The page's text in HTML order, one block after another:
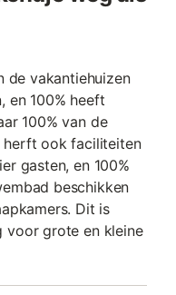
de vakantiehuizen
en 100% heeft
100% van de
herft ook faciliteiten
gasten, en 100%
beschikken
Dit is
voor grote en kleine